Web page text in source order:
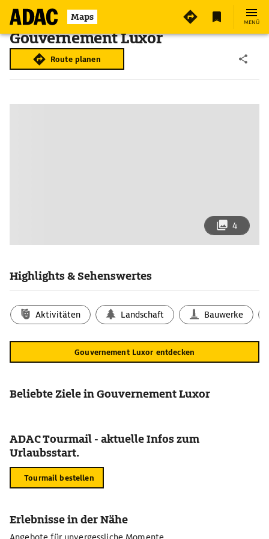
Maps MENÜ
Gouvernement Luxor
Route planen
4
Highlights & Sehenswertes
Aktivitäten Landschaft Bauwerke
Gouvernement Luxor entdecken
Beliebte Ziele in Gouvernement Luxor
ADAC Tourmail - aktuelle Infos zum
Urlaubsstart.
Tourmail bestellen
Erlebnisse in der Nähe